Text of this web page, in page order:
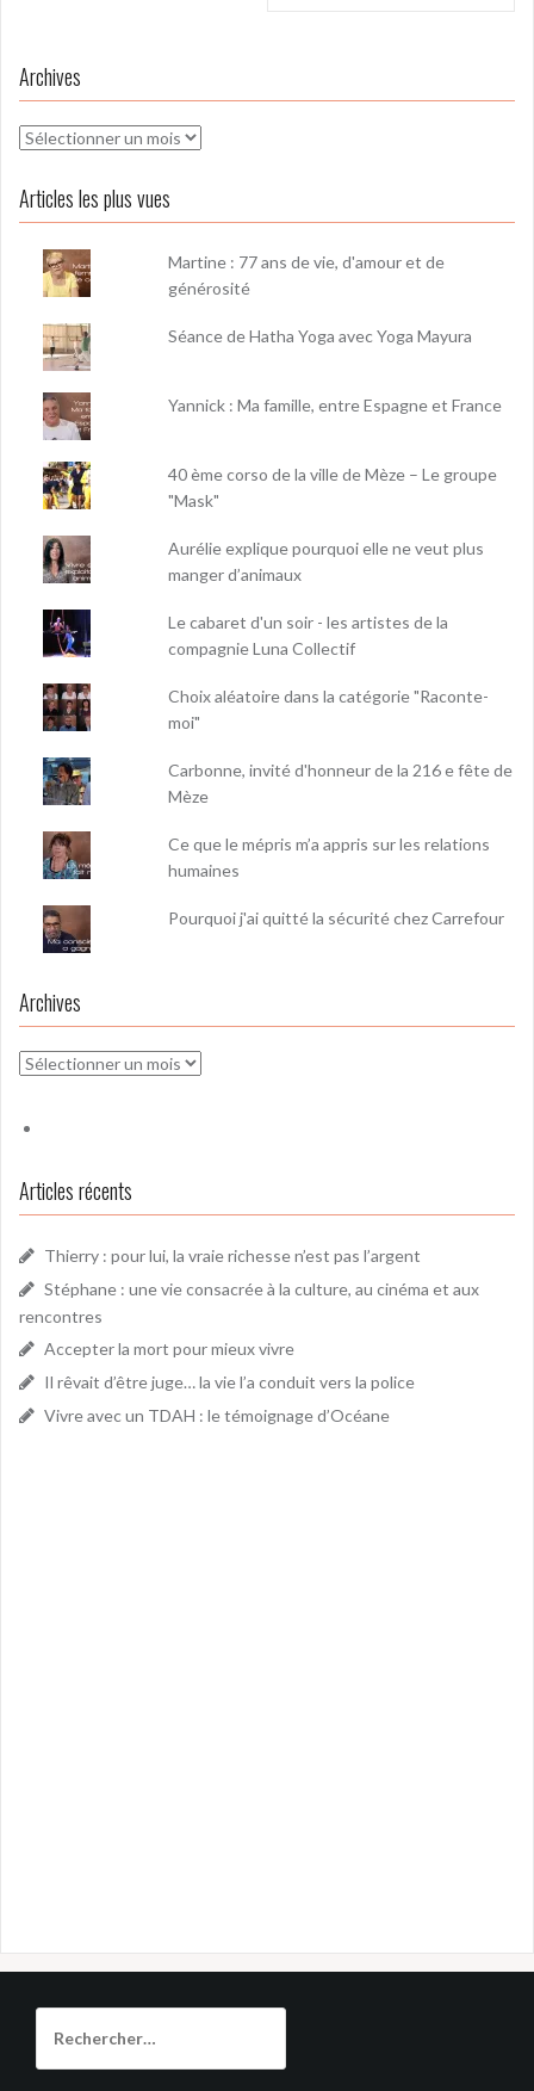
Archives
Archives
Articles les plus vues
Martine : 77 ans de vie, d'amour et de
générosité
Séance de Hatha Yoga avec Yoga Mayura
Yannick : Ma famille, entre Espagne et France
40 ème corso de la ville de Mèze – Le groupe
"Mask"
Aurélie explique pourquoi elle ne veut plus
manger d’animaux
Le cabaret d'un soir - les artistes de la
compagnie Luna Collectif
Choix aléatoire dans la catégorie "Raconte-
moi"
Carbonne, invité d'honneur de la 216 e fête de
Mèze
Ce que le mépris m’a appris sur les relations
humaines
Pourquoi j'ai quitté la sécurité chez Carrefour
Archives
Archives
Articles récents
Thierry : pour lui, la vraie richesse n’est pas l’argent
Stéphane : une vie consacrée à la culture, au cinéma et aux
rencontres
Accepter la mort pour mieux vivre
Il rêvait d’être juge… la vie l’a conduit vers la police
Vivre avec un TDAH : le témoignage d’Océane